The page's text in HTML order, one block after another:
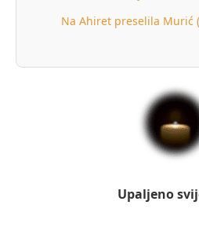
Na Ahiret preselila Murić
Upaljeno